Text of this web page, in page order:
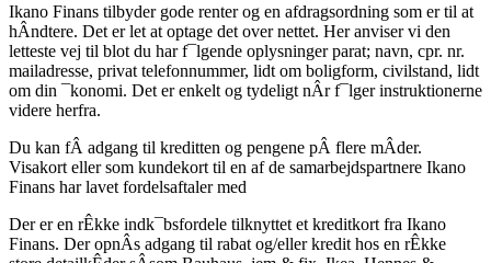
Ikano Finans tilbyder gode renter og en afdragsordning som er til at
hÂndtere. Det er let at optage det over nettet. Her anviser vi den
letteste vej til blot du har f¯lgende oplysninger parat; navn, cpr. nr.
mailadresse, privat telefonnummer, lidt om boligform, civilstand, lidt
om din ¯konomi. Det er enkelt og tydeligt nÂr f¯lger instruktionerne
videre herfra.
Du kan fÂ adgang til kreditten og pengene pÂ flere mÂder.
Visakort eller som kundekort til en af de samarbejdspartnere Ikano
Finans har lavet fordelsaftaler med
Der er en rÊkke indk¯bsfordele tilknyttet et kreditkort fra Ikano
Finans. Der opnÂs adgang til rabat og/eller kredit hos en rÊkke